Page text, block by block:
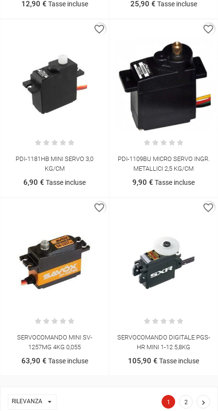
12,90 € Tasse incluse 25,90 € Tasse incluse
PDI-1181HB MINI SERVO 3,0
KG/CM
6,90 € Tasse incluse
favorite_border
PDI-1109BU MICRO SERVO INGR.
METALLICI 2,5 KG/CM
9,90 € Tasse incluse
favorite_border
SERVOCOMANDO MINI SV-
1257MG 4KG 0,055
63,90 € Tasse incluse
favorite_border
SERVOCOMANDO DIGITALE PGS-
HR MINI 1-12 5,8KG
105,90 € Tasse incluse
favorite_border
RILEVANZA  1 2 